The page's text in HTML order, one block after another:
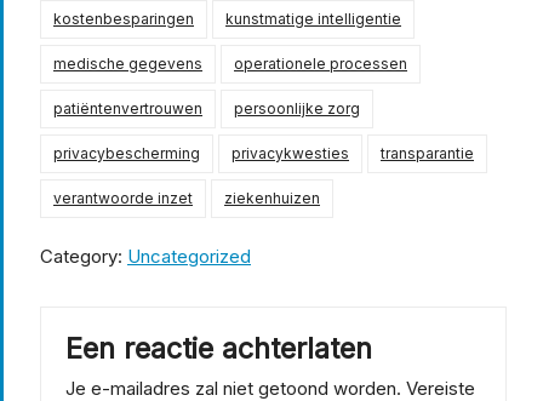
kostenbesparingen kunstmatige intelligentie
medische gegevens operationele processen
patiëntenvertrouwen persoonlijke zorg
privacybescherming privacykwesties transparantie
verantwoorde inzet ziekenhuizen
Category: Uncategorized
Een reactie achterlaten
Je e-mailadres zal niet getoond worden. Vereiste